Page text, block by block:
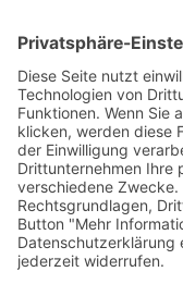
Zahnarzt
Tennis
Tankstelle
Tierbedarf
Parken
Für Ihr
Sichern Sie sich
erreichen Sie
Bestandskunden in